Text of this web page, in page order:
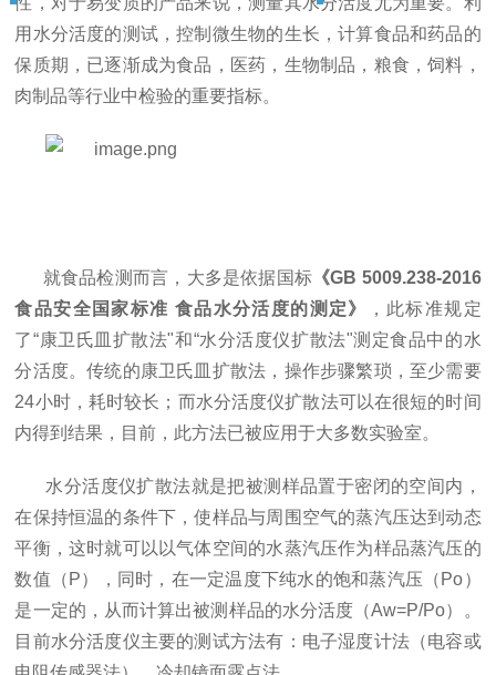
用水分活度的测试，控制微生物的生长，计算食品和药品的
保质期，已逐渐成为食品，医药，生物制品，粮食，饲料，
肉制品等行业中检验的重要指标。
就食品检测而言，大多是依据国标 《GB 5009.238-2016
食品安全国家标准 食品水分活度的测定》
，此标准规定
了“康卫氏皿扩散法"和“水分活度仪扩散法"测定食品中的水
分活度。传统的康卫氏皿扩散法，操作步骤繁琐，至少需要
24小时，耗时较长；而水分活度仪扩散法可以在很短的时间
内得到结果，目前，此方法已被应用于大多数实验室。
水分活度仪扩散法就是把被测样品置于密闭的空间内，
在保持恒温的条件下，使样品与周围空气的蒸汽压达到动态
平衡，这时就可以以气体空间的水蒸汽压作为样品蒸汽压的
数值（P），同时，在一定温度下纯水的饱和蒸汽压（Po）
是一定的，从而计算出被测样品的水分活度（Aw=P/Po）。
目前水分活度仪主要的测试方法有：电子湿度计法（电容或